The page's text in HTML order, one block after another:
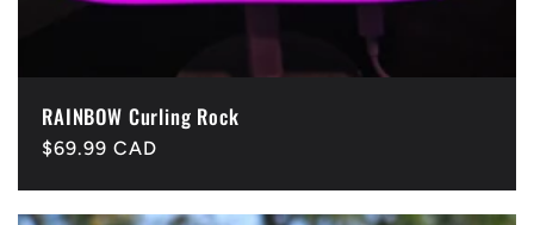
RAINBOW Curling Rock
Precio
$69.99 CAD